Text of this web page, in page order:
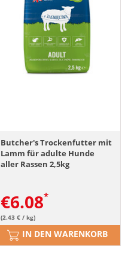
Butcher's Trockenfutter mit
Lamm für adulte Hunde
aller Rassen 2,5kg
€6.08
(2.43 € / kg)
IN DEN WARENKORB